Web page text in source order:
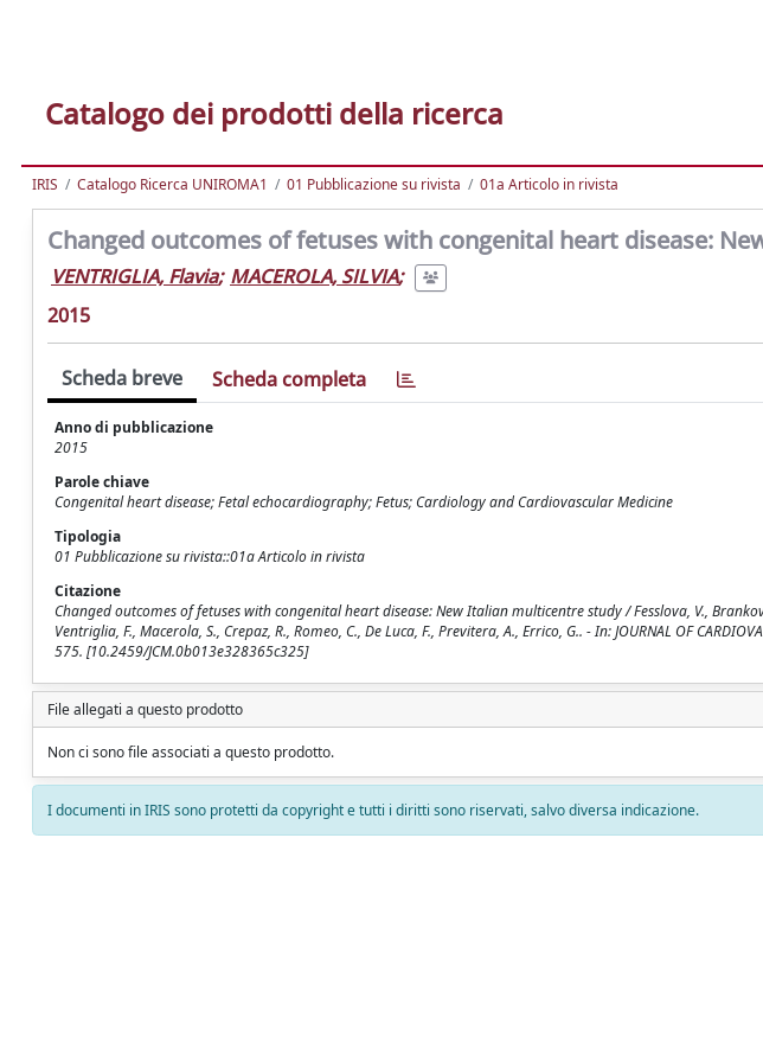
Catalogo dei prodotti della ricerca
IRIS Catalogo Ricerca UNIROMA1 01 Pubblicazione su rivista 01a Articolo in rivista
Changed outcomes of fetuses with congenital heart disease:
VENTRIGLIA, Flavia; MACEROLA, SILVIA;
2015
Scheda breve Scheda completa
Anno di pubblicazione
2015
Parole chiave
Congenital heart disease; Fetal echocardiography; Fetus; Cardiology and Cardiovascular Medicine
Tipologia
01 Pubblicazione su rivista::01a Articolo in rivista
Citazione
Changed outcomes of fetuses with congenital heart disease: New Italian multicentre study / Fesslova, V.,
Ventriglia, F., Macerola, S., Crepaz, R., Romeo, C., De Luca, F., Previtera, A., Errico, G.. - In: JOURNAL OF
575. [10.2459/JCM.0b013e328365c325]
File allegati a questo prodotto
Non ci sono file associati a questo prodotto.
I documenti in IRIS sono protetti da copyright e tutti i diritti sono riservati, salvo diversa indicazione.